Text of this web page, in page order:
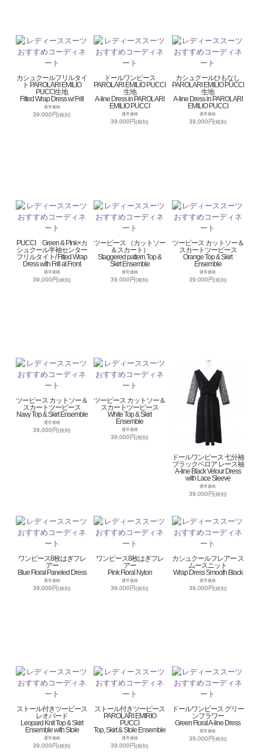
カシュクールフリルタイ
ト PAROLARI EMILIO
PUCCI生地
Fitted Wrap Dress w/ Frill
通常価格
39,000円(税別)
ドールワンピース
PAROLARI EMILIO PUCCI
生地
A-line Dress in PAROLARI
EMILIO PUCCI
通常価格
39,000円(税別)
カシュクールひもなし
PAROLARI EMILIO PUCCI
生地
A-line Dress in PAROLARI
EMILIO PUCCI
通常価格
39,000円(税別)
PUCCI Green & PInk×カ
シュクール半袖センター
フリルタイト/ Fitted Wrap
Dress with Frill at Front
通常価格
39,000円(税別)
ツーピース （カットソー
＆スカート）
Staggered pattern Top &
Skirt Ensemble
通常価格
39,000円(税別)
ツーピース カットソー＆
スカートツーピース
Orange Top & Skirt
Ensemble
通常価格
39,000円(税別)
ツーピース カットソー＆
スカートツーピース
Navy Top & Skirt Ensemble
通常価格
39,000円(税別)
ツーピース カットソー＆
スカートツーピース
White Top & Skirt
Ensemble
通常価格
39,000円(税別)
ドールワンピース 七分袖
ブラックベロア レース袖
A-line Black Velour Dress
with Lace Sleeve
通常価格
39,000円(税別)
ワンピース8枚はぎフレ
アー
Blue Floral Paneled Dress
通常価格
39,000円(税別)
ワンピース8枚はぎフレ
アー
Pink Floral Nylon
通常価格
39,000円(税別)
カシュクールフレアー ス
ムースニット
Wrap Dress Smooth Black
通常価格
39,000円(税別)
ストール付きツーピース
レオパード
Leopard Knit Top & Skirt
Ensemble with Stole
通常価格
39,000円(税別)
ストール付きツーピース
PAROLARI EMIRIO
PUCCI
Top, Skirt & Stole Ensemble
通常価格
39,000円(税別)
ドールワンピース グリー
ンフラワー
Green Floral A-line Dress
通常価格
39,000円(税別)